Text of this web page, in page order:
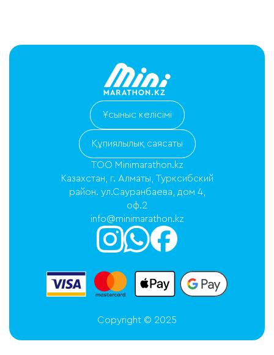
Ұсыныс келісімі
Құпиялылық саясаты
ТОО Minimarathon.kz
Казахстан, г. Алматы, Турксибский
район. ул.Сауранбаева, дом 4,
оф.2
info@minimarathon.kz
Copyright © 2025